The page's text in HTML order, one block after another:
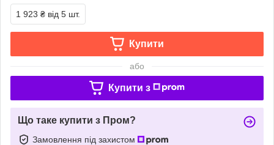
1 923 ₴ від 5 шт.
Купити
або
Купити з
Що таке купити з Пром?
Замовлення під захистом